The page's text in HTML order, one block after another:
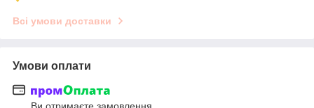
Всі умови доставки
Умови оплати